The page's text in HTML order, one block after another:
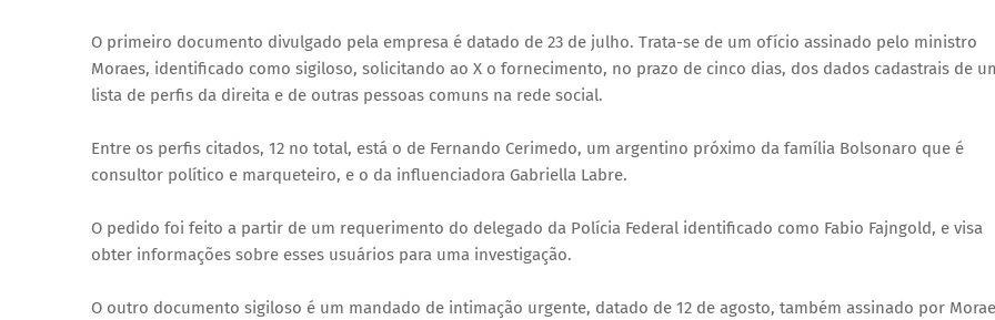
O primeiro documento divulgado pela empresa é datado de 23 de julho. Trata-se de um ofício assinado pelo ministro
Moraes, identificado como sigiloso, solicitando ao X o fornecimento, no prazo de cinco dias, dos dados cadastrais de
lista de perfis da direita e de outras pessoas comuns na rede social.
Entre os perfis citados, 12 no total, está o de Fernando Cerimedo, um argentino próximo da família Bolsonaro que é
consultor político e marqueteiro, e o da influenciadora Gabriella Labre.
O pedido foi feito a partir de um requerimento do delegado da Polícia Federal identificado como Fabio Fajngold, e visa
obter informações sobre esses usuários para uma investigação.
O outro documento sigiloso é um mandado de intimação urgente, datado de 12 de agosto, também assinado por